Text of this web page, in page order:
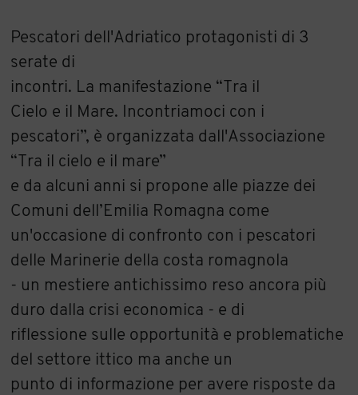
Pescatori dell'Adriatico protagonisti di 3
serate di
incontri. La manifestazione “Tra il
Cielo e il Mare. Incontriamoci con i
pescatori”, è organizzata dall'Associazione
“Tra il cielo e il mare”
e da alcuni anni si propone alle piazze dei
Comuni dell’Emilia Romagna come
un'occasione di confronto con i pescatori
delle Marinerie della costa romagnola
- un mestiere antichissimo reso ancora più
duro dalla crisi economica - e di
riflessione sulle opportunità e problematiche
del settore ittico ma anche un
punto di informazione per avere risposte da